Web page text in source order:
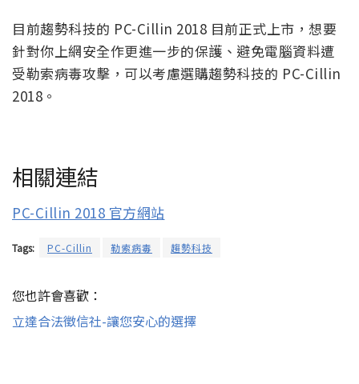
目前趨勢科技的 PC-Cillin 2018 目前正式上市，想要
針對你上網安全作更進一步的保護、避免電腦資料遭
受勒索病毒攻擊，可以考慮選購趨勢科技的 PC-Cillin
2018。
相關連結
PC-Cillin 2018 官方網站
Tags: PC-Cillin 勒索病毒 趨勢科技
您也許會喜歡：
立達合法徵信社-讓您安心的選擇